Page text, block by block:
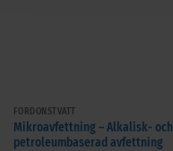
FORDONSTVÄTT
Mikroavfettning – Alkalisk- och
petroleumbaserad avfettning